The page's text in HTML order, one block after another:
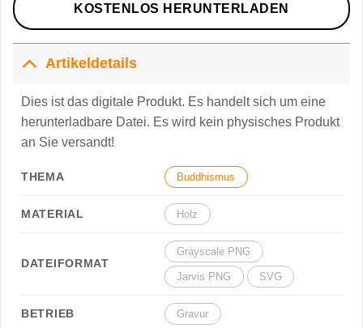
KOSTENLOS HERUNTERLADEN
Artikeldetails
Dies ist das digitale Produkt. Es handelt sich um eine
herunterladbare Datei. Es wird kein physisches Produkt
an Sie versandt!
THEMA Buddhismus
MATERIAL Holz
DATEIFORMAT
Grayscale PNG
Jarvis PNG SVG
BETRIEB Gravur